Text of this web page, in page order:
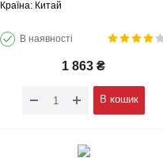
Країна: Китай
В наявності
1 863 ₴
В кошик